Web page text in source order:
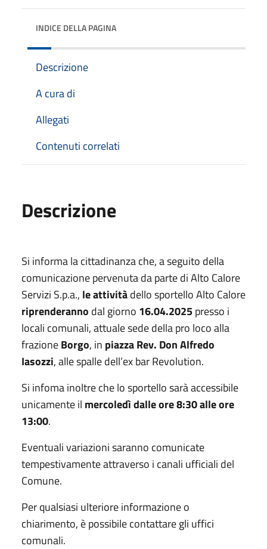
INDICE DELLA PAGINA
Descrizione
A cura di
Allegati
Contenuti correlati
Descrizione
Si informa la cittadinanza che, a seguito della
comunicazione pervenuta da parte di Alto Calore
Servizi S.p.a., le attivitàdello sportello Alto Calore
riprenderanno dal giorno 16.04.2025presso i
locali comunali, attuale sede della pro loco alla
frazioneBorgo, in piazza Rev. Don Alfredo
Iasozzi, alle spalle dell’ex bar Revolution.
Si infoma inoltre che lo sportello sarà accessibile
unicamente il mercoledì dalle ore 8:30 alle ore
13:00.
Eventuali variazioni saranno comunicate
tempestivamente attraverso i canali ufficiali del
Comune.
Per qualsiasi ulteriore informazione o
chiarimento, è possibile contattare gli uffici
comunali.